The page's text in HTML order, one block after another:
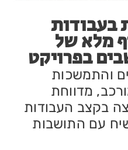
בעבודות
מלא של
בפרויקט
והתמשכות
מדווחת
בקצב העבודות
עם התושבות